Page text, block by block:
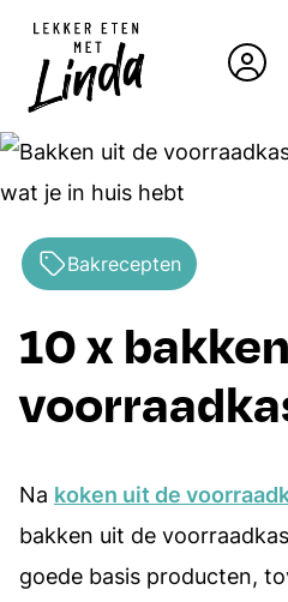
naar
inhoud
Bakrecepten
10 x
Na koken uit de
bakken uit de
goede basis producten,